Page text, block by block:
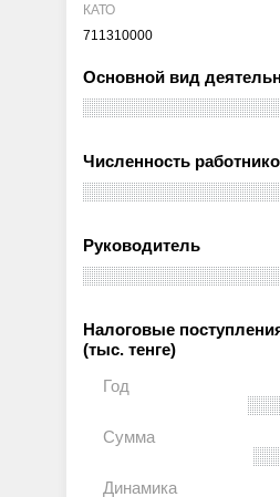
КАТО
711310000
Основной вид
Численность
Руководитель
Налоговые
(тыс. тенге)